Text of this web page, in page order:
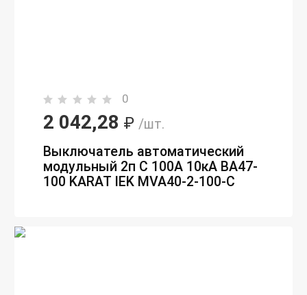
0
2 042,28 ₽ /шт.
Выключатель автоматический
модульный 2п C 100А 10кА ВА47-
100 KARAT IEK MVA40-2-100-C